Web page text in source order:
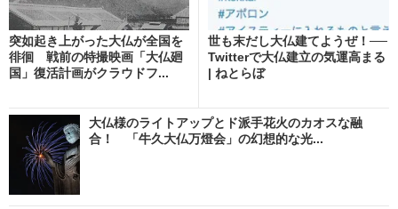
突如起き上がった大仏が全国を
徘徊 戦前の特撮映画「大仏廻
国」復活計画がクラウドフ...
世も末だし大仏建てようぜ！──
Twitterで大仏建立の気運高まる
| ねとらぼ
大仏様のライトアップとド派手花火のカオスな融
合！ 「牛久大仏万燈会」の幻想的な光...